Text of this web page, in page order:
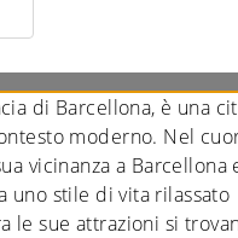
di Barcellona, è una
moderno. Nel
vicinanza a Barcellona
uno stile di vita rilassato
le sue attrazioni si